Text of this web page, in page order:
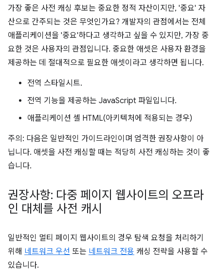
가장 좋은 사전 캐싱 후보는 중요한 정적 자산이지만, '중요' 자
산으로 간주되는 것은 무엇인가요? 개발자의 관점에서는 전체
애플리케이션을 '중요'하다고 생각하고 싶을 수 있지만, 가장 중
요한 것은 사용자의 관점입니다. 중요한 애셋은 사용자 환경을
제공하는 데 절대적으로 필요한 애셋이라고 생각하면 됩니다.
전역 스타일시트.
전역 기능을 제공하는 JavaScript 파일입니다.
애플리케이션 셸 HTML(아키텍처에 적용되는 경우)
주의: 다음은 일반적인 가이드라인이며 엄격한 권장사항이 아
닙니다. 애셋을 사전 캐싱할 때는 적당히 사전 캐싱하는 것이 좋
습니다.
권장사항: 다중 페이지 웹사이트의 오프라
인 대체를 사전 캐시
일반적인 멀티 페이지 웹사이트의 경우 탐색 요청을 처리하기
위해 네트워크 우선 또는 네트워크 전용 캐싱 전략을 사용할 수
있습니다.